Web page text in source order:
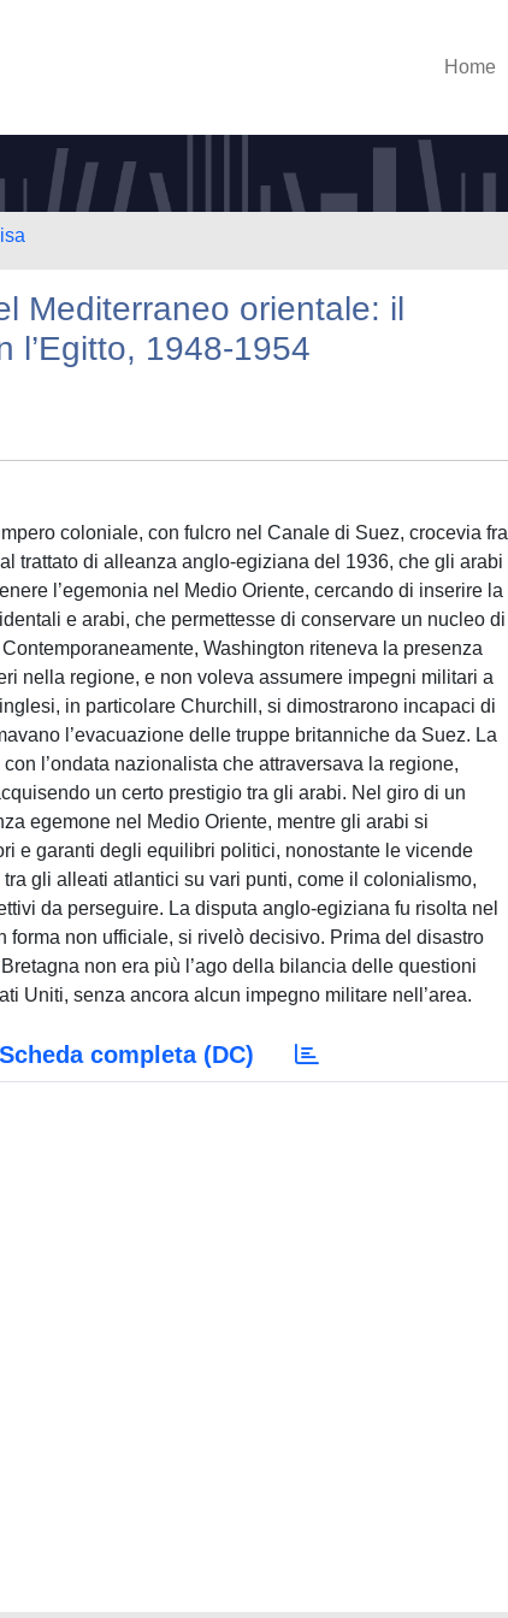
Home
Mediterraneo orientale: il
l’Egitto, 1948-1954
coloniale, con fulcro nel Canale di Suez, crocevia fra
trattato di alleanza anglo-egiziana del 1936, che gli arabi
l’egemonia nel Medio Oriente, cercando di inserire la
e arabi, che permettesse di conservare un nucleo di
Washington riteneva la presenza
nella regione, e non voleva assumere impegni militari a
in particolare Churchill, si dimostrarono incapaci di
l’evacuazione delle truppe britanniche da Suez. La
l’ondata nazionalista che attraversava la regione,
un certo prestigio tra gli arabi. Nel giro di un
egemone nel Medio Oriente, mentre gli arabi si
e garanti degli equilibri politici, nonostante le vicende
gli alleati atlantici su vari punti, come il colonialismo,
da perseguire. La disputa anglo-egiziana fu risolta nel
forma non ufficiale, si rivelò decisivo. Prima del disastro
non era più l’ago della bilancia delle questioni
Uniti, senza ancora alcun impegno militare nell’area.
Scheda completa (DC)